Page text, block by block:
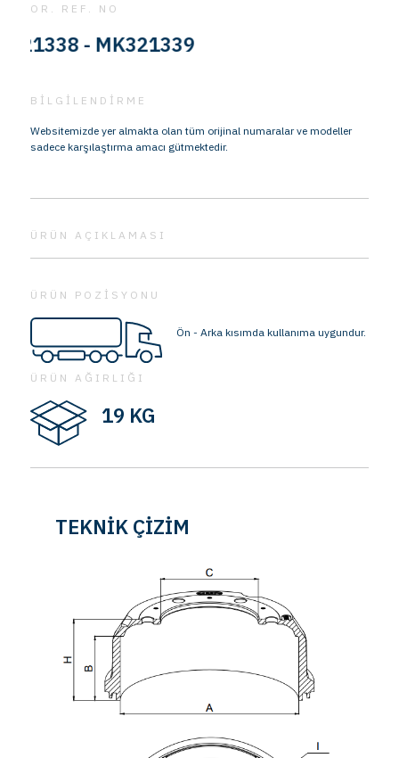
OR. REF. NO
- MK321339
BİLGİLENDİRME
Websitemizde yer almakta olan tüm orijinal numaralar ve modeller
sadece karşılaştırma amacı gütmektedir.
ÜRÜN AÇIKLAMASI
ÜRÜN POZİSYONU
Ön - Arka kısımda kullanıma uygundur.
ÜRÜN AĞIRLIĞI
19 KG
TEKNİK ÇİZİM